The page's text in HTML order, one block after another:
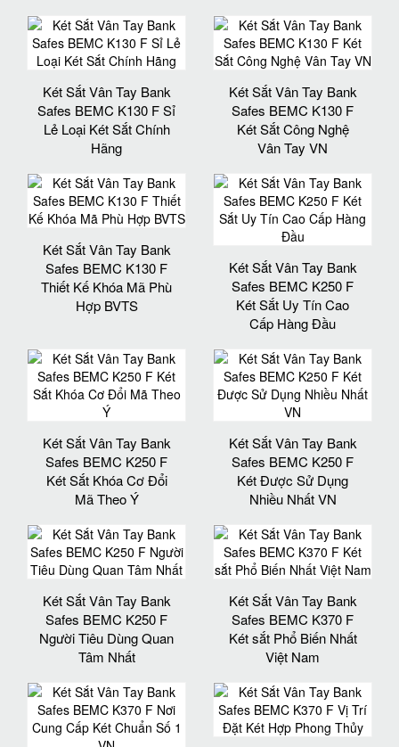
Két Sắt Vân Tay Bank
Safes BEMC K130 F Sỉ
Lẻ Loại Két Sắt Chính
Hãng
Két Sắt Vân Tay Bank
Safes BEMC K130 F
Két Sắt Công Nghệ
Vân Tay VN
Két Sắt Vân Tay Bank
Safes BEMC K130 F
Thiết Kế Khóa Mã Phù
Hợp BVTS
Két Sắt Vân Tay Bank
Safes BEMC K250 F
Két Sắt Uy Tín Cao
Cấp Hàng Đầu
Két Sắt Vân Tay Bank
Safes BEMC K250 F
Két Sắt Khóa Cơ Đổi
Mã Theo Ý
Két Sắt Vân Tay Bank
Safes BEMC K250 F
Két Được Sử Dụng
Nhiều Nhất VN
Két Sắt Vân Tay Bank
Safes BEMC K250 F
Người Tiêu Dùng Quan
Tâm Nhất
Két Sắt Vân Tay Bank
Safes BEMC K370 F
Két sắt Phổ Biến Nhất
Việt Nam